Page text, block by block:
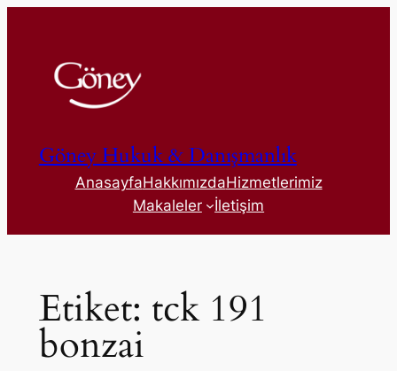
Göney Hukuk & Danışmanlık
AnasayfaHakkımızdaHizmetlerimiz
Makaleler
İletişim
Etiket: tck 191
bonzai